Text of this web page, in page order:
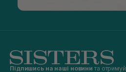
Підпишись на наші новини та отримуй